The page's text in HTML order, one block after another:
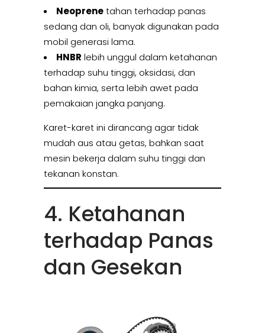
Neoprenetahan terhadap panas
sedang dan oli, banyak digunakan pada
mobil generasi lama.
HNBR lebih unggul dalam ketahanan
terhadap suhu tinggi, oksidasi, dan
bahan kimia, serta lebih awet pada
pemakaian jangka panjang.
Karet-karet ini dirancang agar tidak
mudah aus atau getas, bahkan saat
mesin bekerja dalam suhu tinggi dan
tekanan konstan.
4. Ketahanan
terhadap Panas
dan Gesekan